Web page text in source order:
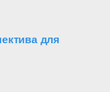
для